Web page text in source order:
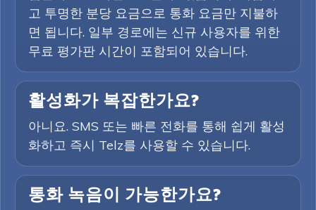
고 투명한 분당 요금으로 통화 요금만 지불하
면 됩니다. 일부 경로에는 신규 사용자를 위한
무료 평가판 시간이 포함되어 있습니다.
활성화가 복잡한가요?
아니요. SMS 또는 빠른 전화를 통해 쉽게 활성
화하고 즉시 Telz를 사용할 수 있습니다.
통화 녹음이 가능한가요?